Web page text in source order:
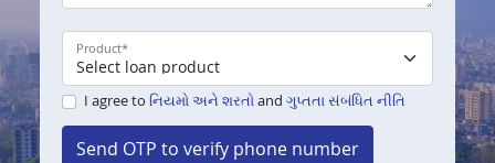
Product*
I agree to નિયમો અને શરતોand ગુપ્તતા સંબંધિત નીતિ
Send OTP to verify phone number